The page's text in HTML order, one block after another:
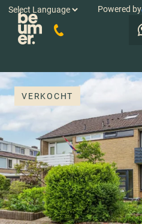
Powered by
VERKOCHT